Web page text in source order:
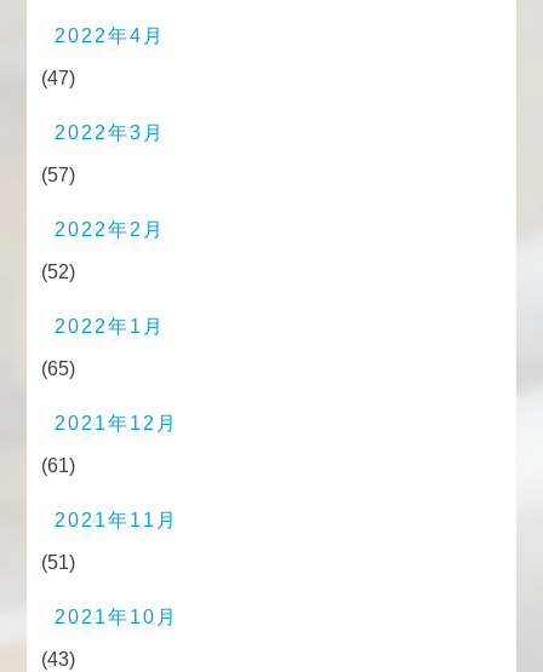
2022年4月
(47)
2022年3月
(57)
2022年2月
(52)
2022年1月
(65)
2021年12月
(61)
2021年11月
(51)
2021年10月
(43)